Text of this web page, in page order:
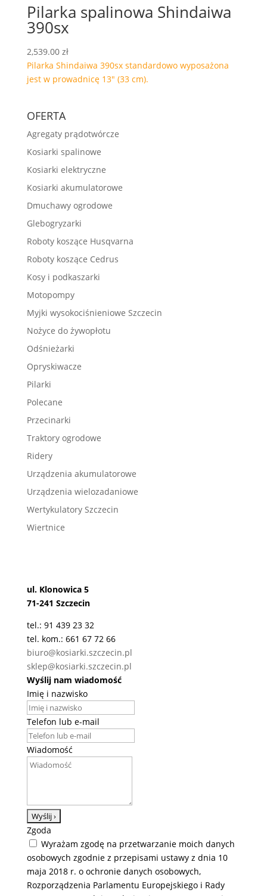
Pilarka spalinowa Shindaiwa
390sx
2,539.00 zł
Pilarka Shindaiwa 390sx standardowo wyposażona
jest w prowadnicę 13″ (33 cm).
OFERTA
Agregaty prądotwórcze
Kosiarki spalinowe
Kosiarki elektryczne
Kosiarki akumulatorowe
Dmuchawy ogrodowe
Glebogryzarki
Roboty koszące Husqvarna
Roboty koszące Cedrus
Kosy i podkaszarki
Motopompy
Myjki wysokociśnieniowe Szczecin
Nożyce do żywopłotu
Odśnieżarki
Opryskiwacze
Pilarki
Polecane
Przecinarki
Traktory ogrodowe
Ridery
Urządzenia akumulatorowe
Urządzenia wielozadaniowe
Wertykulatory Szczecin
Wiertnice
ul. Klonowica 5
71-241 Szczecin
tel.: 91 439 23 32
tel. kom.: 661 67 72 66
biuro@kosiarki.szczecin.pl
sklep@kosiarki.szczecin.pl
Wyślij nam wiadomość
Imię i nazwisko
Telefon lub e-mail
Wiadomość
Zgoda
Wyrażam zgodę na przetwarzanie moich danych
osobowych zgodnie z przepisami ustawy z dnia 10
maja 2018 r. o ochronie danych osobowych,
Rozporządzenia Parlamentu Europejskiego i Rady